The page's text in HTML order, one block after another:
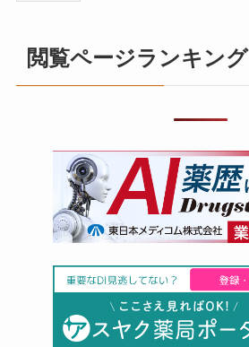
閲覧ページランキング